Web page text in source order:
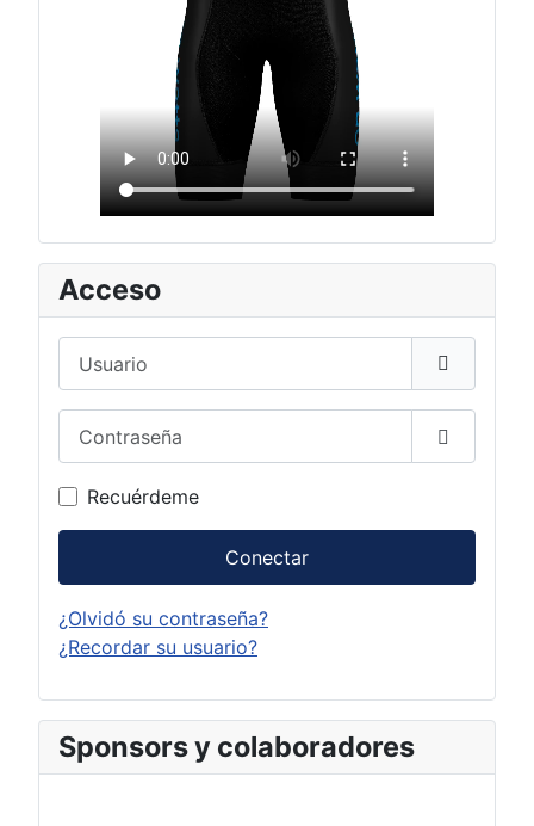
Acceso
Mostrar
Recuérdeme
Conectar
¿Olvidó su contraseña?
¿Recordar su usuario?
Sponsors y colaboradores